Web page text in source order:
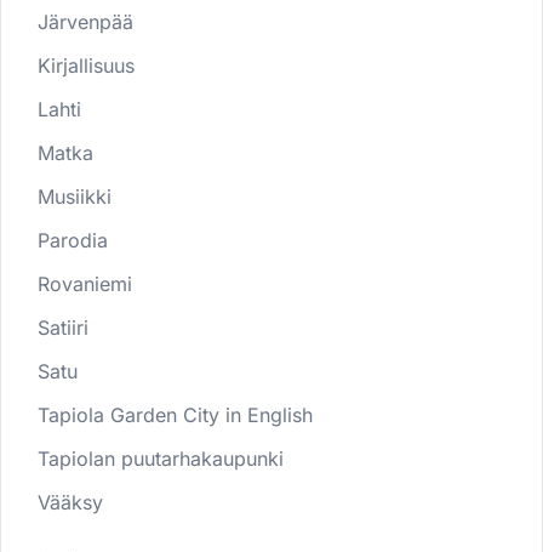
Järvenpää
Kirjallisuus
Lahti
Matka
Musiikki
Parodia
Rovaniemi
Satiiri
Satu
Tapiola Garden City in English
Tapiolan puutarhakaupunki
Vääksy